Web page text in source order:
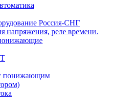
Россия-СНГ
напряжения, реле времени.
понижающим